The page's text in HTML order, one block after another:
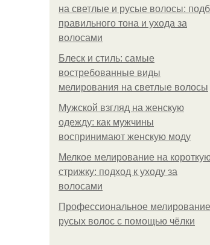
на светлые и русые волосы:
правильного тона и ухода за
волосами
Блеск и стиль: самые
востребованные виды
мелирования на светлые волосы
Мужской взгляд на женскую
одежду: как мужчины
воспринимают женскую моду
Мелкое мелирование на
стрижку: подход к уходу за
волосами
Профессиональное мелирование
русых волос с помощью чёлки